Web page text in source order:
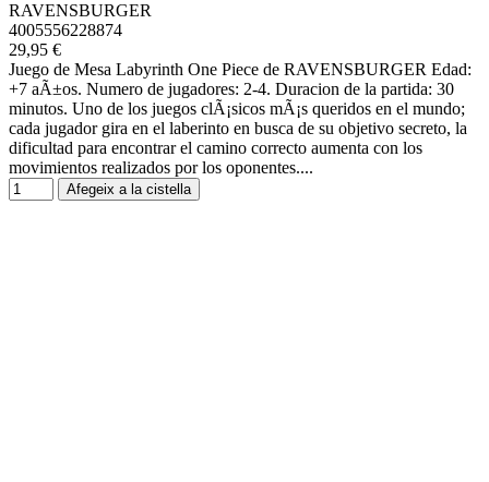
RAVENSBURGER
4005556228874
29,95 €
Juego de Mesa Labyrinth One Piece de RAVENSBURGER Edad:
+7 aÃ±os. Numero de jugadores: 2-4. Duracion de la partida: 30
minutos. Uno de los juegos clÃ¡sicos mÃ¡s queridos en el mundo;
cada jugador gira en el laberinto en busca de su objetivo secreto, la
dificultad para encontrar el camino correcto aumenta con los
movimientos realizados por los oponentes....
Afegeix a la cistella